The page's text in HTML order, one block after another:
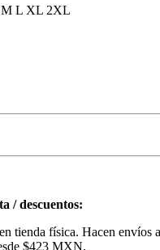
M L XL 2XL
/ descuentos:
tienda física. Hacen envíos
$423 MXN.